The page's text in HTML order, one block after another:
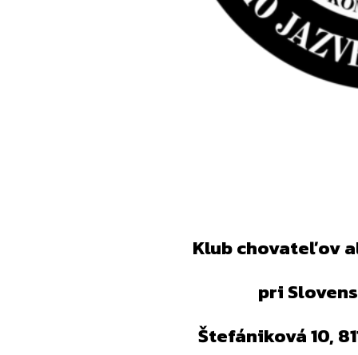
Klub chovateľov
pri
Štefániková 10,